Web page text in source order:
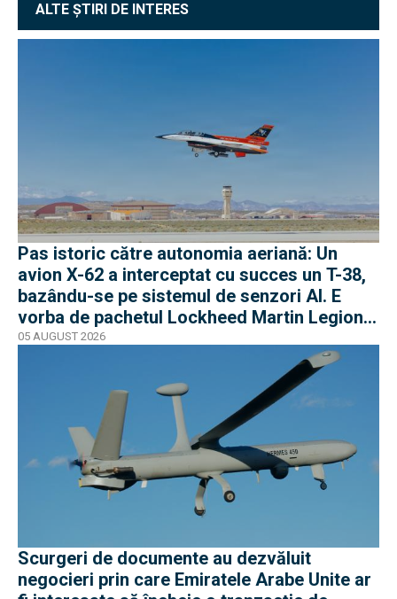
ALTE ȘTIRI DE INTERES
Pas istoric către autonomia aeriană: Un
avion X-62 a interceptat cu succes un T-38,
bazându-se pe sistemul de senzori AI. E
vorba de pachetul Lockheed Martin Legion
Pod
05 AUGUST 2026
Scurgeri de documente au dezvăluit
negocieri prin care Emiratele Arabe Unite ar